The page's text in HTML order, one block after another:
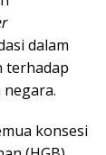
dalam
terhadap
konsesi